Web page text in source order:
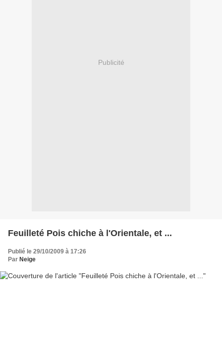
Publicité
Feuilleté Pois chiche à l'Orientale, et ...
Publié le 29/10/2009 à 17:26
Par Neige